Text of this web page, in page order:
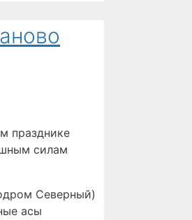
празднике
силам
Северный)
асы